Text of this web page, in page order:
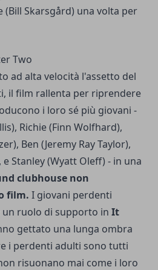
(Bill Skarsgård) una volta per
Two
ad alta velocità l'assetto del
il film rallenta per riprendere
i loro sé più giovani -
Richie (Finn Wolfhard),
Ben (Jeremy Ray Taylor),
e Stanley (Wyatt Oleff) - in una
clubhouse non
film. I giovani perdenti
ruolo di supporto in It
gettato una lunga ombra
i perdenti adulti sono tutti
risuonano mai come i loro